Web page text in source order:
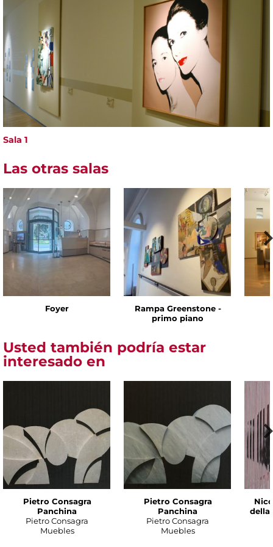
Sala 1
Las otras salas
Foyer
Rampa Greenstone -
primo piano
Usted también podría estar
interesado en
Pietro Consagra
Panchina
Pietro Consagra
Muebles
Pietro Consagra
Panchina
Pietro Consagra
Muebles
della